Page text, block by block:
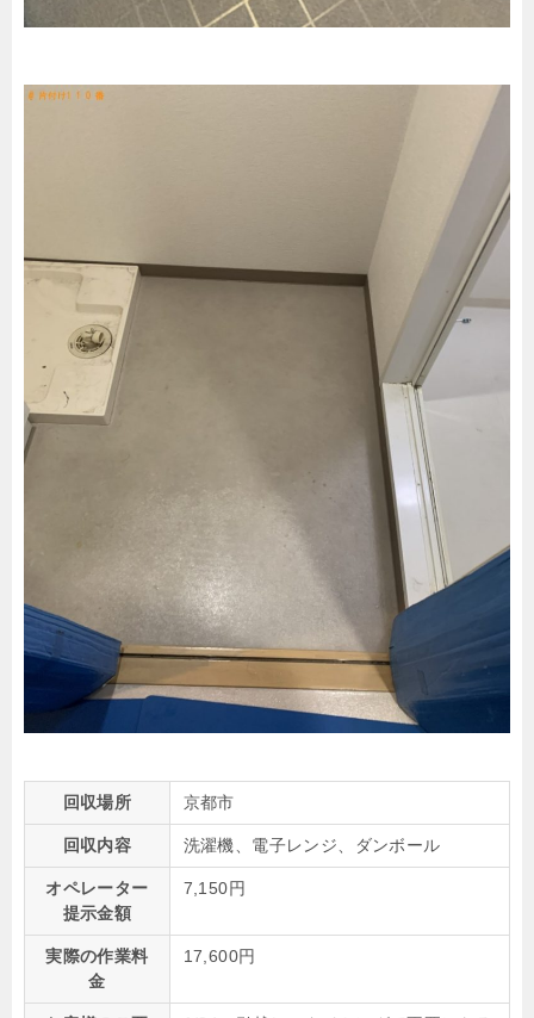
回収場所 京都市
回収内容 洗濯機、電子レンジ、ダンボール
オペレーター
提示金額
7,150円
実際の作業料
金
17,600円